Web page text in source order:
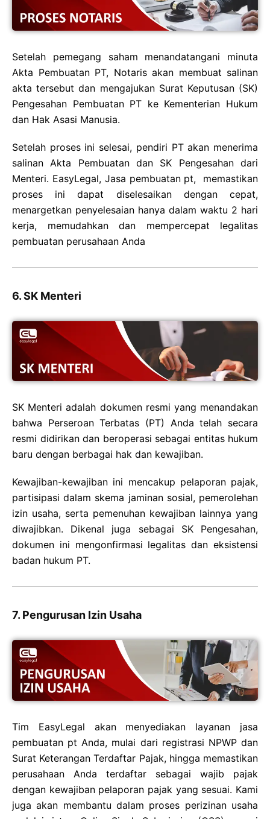
Setelah pemegang saham menandatangani minuta
Akta Pembuatan PT, Notaris akan membuat salinan
akta tersebut dan mengajukan Surat Keputusan (SK)
Pengesahan Pembuatan PT ke Kementerian Hukum
dan Hak Asasi Manusia.
Setelah proses ini selesai, pendiri PT akan menerima
salinan Akta Pembuatan dan SK Pengesahan dari
Menteri. EasyLegal, Jasa pembuatan pt, memastikan
proses ini dapat diselesaikan dengan cepat,
menargetkan penyelesaian hanya dalam waktu 2 hari
kerja, memudahkan dan mempercepat legalitas
pembuatan perusahaan Anda
6. SK Menteri
SK Menteri adalah dokumen resmi yang menandakan
bahwa Perseroan Terbatas (PT) Anda telah secara
resmi didirikan dan beroperasi sebagai entitas hukum
baru dengan berbagai hak dan kewajiban.
Kewajiban-kewajiban ini mencakup pelaporan pajak,
partisipasi dalam skema jaminan sosial, pemerolehan
izin usaha, serta pemenuhan kewajiban lainnya yang
diwajibkan. Dikenal juga sebagai SK Pengesahan,
dokumen ini mengonfirmasi legalitas dan eksistensi
badan hukum PT.
7. Pengurusan Izin Usaha
Tim EasyLegal akan menyediakan layanan jasa
pembuatan pt Anda, mulai dari registrasi NPWP dan
Surat Keterangan Terdaftar Pajak, hingga memastikan
perusahaan Anda terdaftar sebagai wajib pajak
dengan kewajiban pelaporan pajak yang sesuai. Kami
juga akan membantu dalam proses perizinan usaha